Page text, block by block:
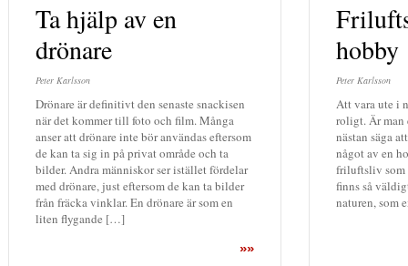
Ta hjälp av en
drönare
Peter Karlsson
Drönare är definitivt den senaste snackisen
när det kommer till foto och film. Många
anser att drönare inte bör användas eftersom
de kan ta sig in på privat område och ta
bilder. Andra människor ser istället fördelar
med drönare, just eftersom de kan ta bilder
från fräcka vinklar. En drönare är som en
liten flygande […]
»»
hobby
Peter Karlsson
Att vara ute i
roligt. Är
nästan säga
något av en
friluftsliv som
finns så
naturen, som